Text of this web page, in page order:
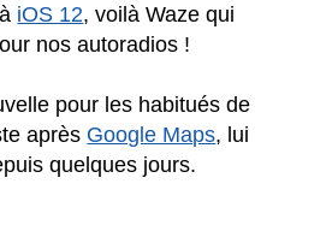
iOS 12, voilà Waze qui
nos autoradios !
pour les habitués de
après Google Maps, lui
quelques jours.